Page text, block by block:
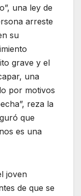
una ley de
arreste
su
grave y el
una
por motivos
reza la
que
es una
joven
de que se